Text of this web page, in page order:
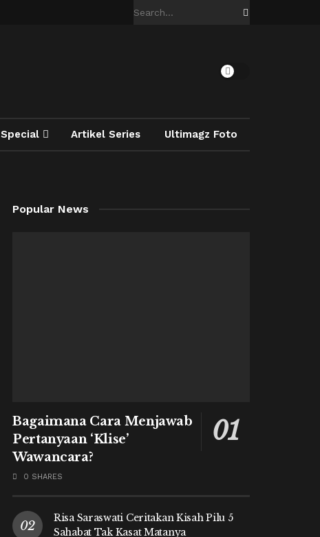
Special Artikel Series Ultimagz Foto
Popular News
Bagaimana Cara Menjawab
Pertanyaan ‘Klise’
Wawancara?
0 SHARES
Risa Saraswati Ceritakan Kisah Pilu 5
Sahabat Tak Kasat Matanya